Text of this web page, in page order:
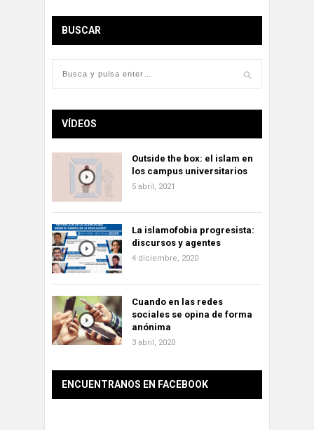
BUSCAR
VÍDEOS
Outside the box: el islam en
los campus universitarios
5 abril, 2021
La islamofobia progresista:
discursos y agentes
4 diciembre, 2020
Cuando en las redes
sociales se opina de forma
anónima
3 abril, 2020
ENCUENTRANOS EN FACEBOOK